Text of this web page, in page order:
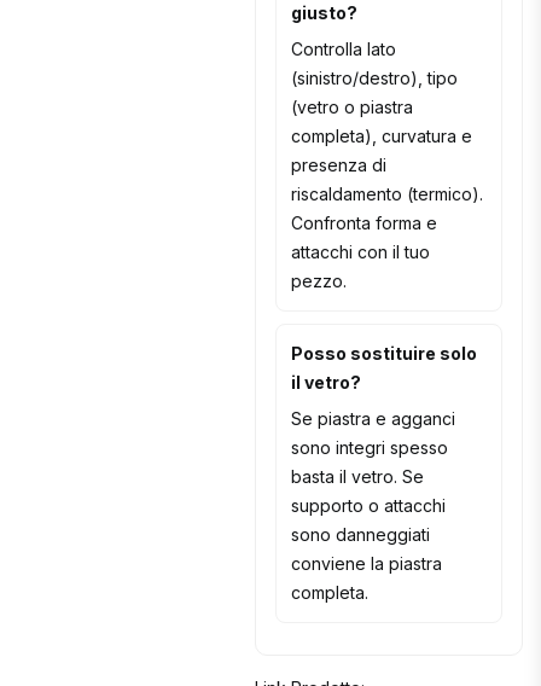
giusto?
Controlla lato
(sinistro/destro), tipo
(vetro o piastra
completa), curvatura e
presenza di
riscaldamento (termico).
Confronta forma e
attacchi con il tuo
pezzo.
Posso sostituire solo
il vetro?
Se piastra e agganci
sono integri spesso
basta il vetro. Se
supporto o attacchi
sono danneggiati
conviene la piastra
completa.